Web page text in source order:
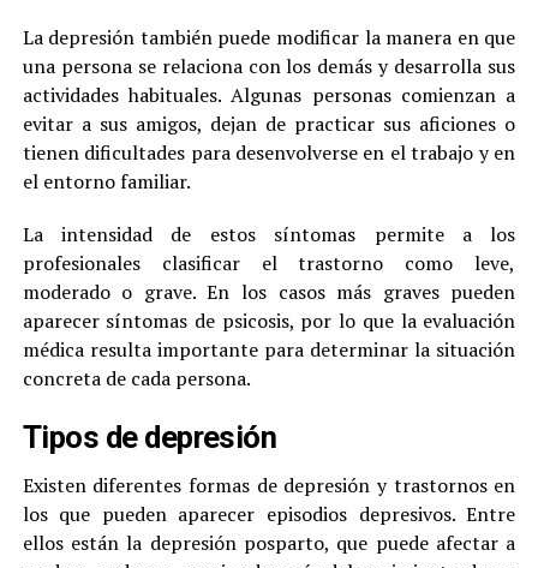
La depresión también puede modificar la manera en que
una persona se relaciona con los demás y desarrolla sus
actividades habituales. Algunas personas comienzan a
evitar a sus amigos, dejan de practicar sus aficiones o
tienen dificultades para desenvolverse en el trabajo y en
el entorno familiar.
La intensidad de estos síntomas permite a los
profesionales clasificar el trastorno como leve,
moderado o grave. En los casos más graves pueden
aparecer síntomas de psicosis, por lo que la evaluación
médica resulta importante para determinar la situación
concreta de cada persona.
Tipos de depresión
Existen diferentes formas de depresión y trastornos en
los que pueden aparecer episodios depresivos. Entre
ellos están la depresión posparto, que puede afectar a